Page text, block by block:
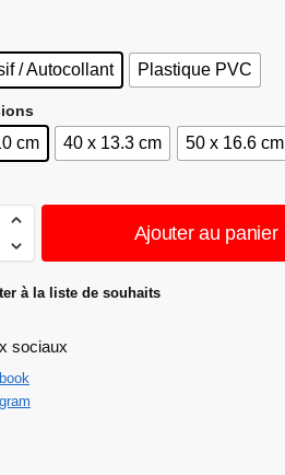
/ Autocollant Plastique PVC
cm 40 x 13.3 cm 50 x 16.6 cm
Ajouter au panier
à la liste de souhaits
sociaux